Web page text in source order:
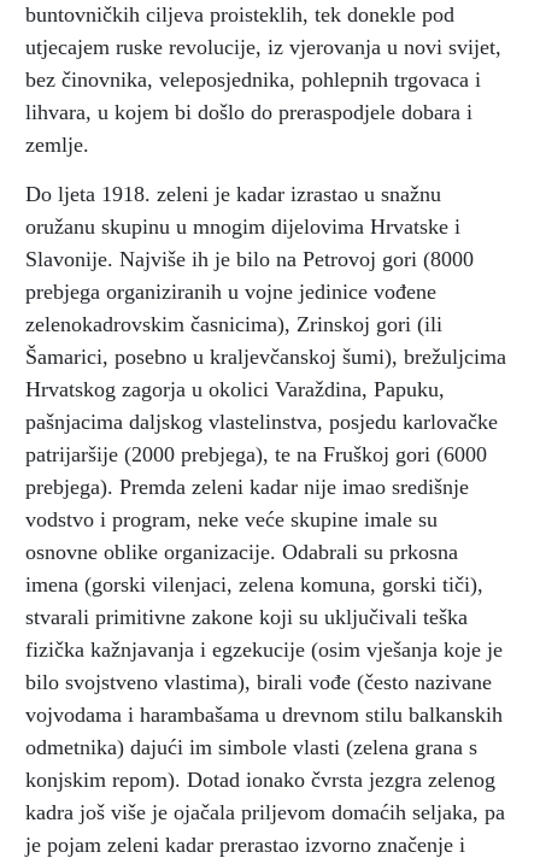
buntovničkih ciljeva proisteklih, tek donekle pod
utjecajem ruske revolucije, iz vjerovanja u novi svijet,
bez činovnika, veleposjednika, pohlepnih trgovaca i
lihvara, u kojem bi došlo do preraspodjele dobara i
zemlje.
Do ljeta 1918. zeleni je kadar izrastao u snažnu
oružanu skupinu u mnogim dijelovima Hrvatske i
Slavonije. Najviše ih je bilo na Petrovoj gori (8000
prebjega organiziranih u vojne jedinice vođene
zelenokadrovskim časnicima), Zrinskoj gori (ili
Šamarici, posebno u kraljevčanskoj šumi), brežuljcima
Hrvatskog zagorja u okolici Varaždina, Papuku,
pašnjacima daljskog vlastelinstva, posjedu karlovačke
patrijaršije (2000 prebjega), te na Fruškoj gori (6000
prebjega). Premda zeleni kadar nije imao središnje
vodstvo i program, neke veće skupine imale su
osnovne oblike organizacije. Odabrali su prkosna
imena (gorski vilenjaci, zelena komuna, gorski tiči),
stvarali primitivne zakone koji su uključivali teška
fizička kažnjavanja i egzekucije (osim vješanja koje je
bilo svojstveno vlastima), birali vođe (često nazivane
vojvodama i harambašama u drevnom stilu balkanskih
odmetnika) dajući im simbole vlasti (zelena grana s
konjskim repom). Dotad ionako čvrsta jezgra zelenog
kadra još više je ojačala priljevom domaćih seljaka, pa
je pojam zeleni kadar prerastao izvorno značenje i